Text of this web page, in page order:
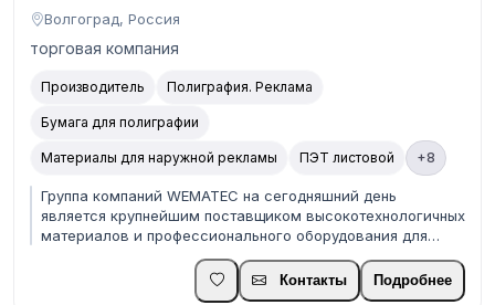
Волгоград, Россия
торговая компания
Производитель Полиграфия. Реклама
Бумага для полиграфии
Материалы для наружной рекламы ПЭТ листовой +8
Группа компаний WEMATEC на сегодняшний день
является крупнейшим поставщиком высокотехнологичных
материалов и профессионального оборудования для
следующих сфер бизнеса: производство наружной
рекламы оборудование для широкоформатной цифровой
печати расходные материалы для широкоформатной
Контакты Подробнее